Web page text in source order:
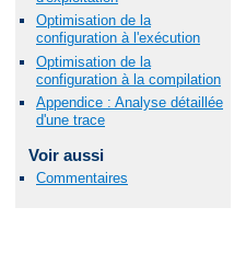
Optimisation de la
configuration à l'exécution
Optimisation de la
configuration à la compilation
Appendice : Analyse détaillée
d'une trace
Voir aussi
Commentaires